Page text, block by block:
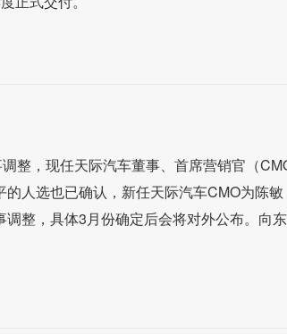
整，现任天际汽车董事、首席营销官（
人选也已确认，新任天际汽车CMO为陈
整，具体3月份确定后会将对外公布。向